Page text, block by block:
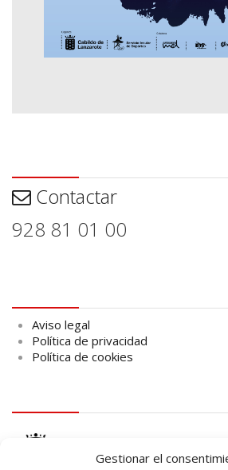
Gestionar el
Contactar
928 81 01 00
Aviso legal
Política de privacidad
Política de cookies